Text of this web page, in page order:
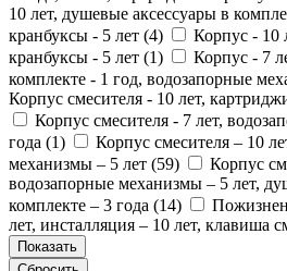
10 лет, душевые аксессуары в
кранбуксы - 5 лет (4)
Корпус - 10
кранбуксы - 5 лет (1)
Корпус - 7
комплекте - 1 год, водозапорные
Корпус смесителя - 10 лет,
Корпус смесителя - 7 лет,
года (1)
Корпус смесителя – 10
механизмы – 5 лет (59)
Корпус
водозапорные механизмы – 5 лет,
комплекте – 3 года (14)
лет, инсталляция – 10 лет, клавиша